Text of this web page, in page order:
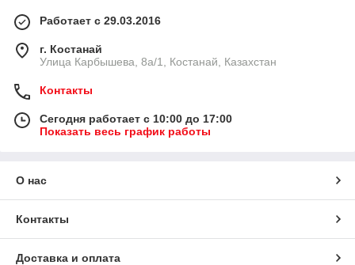
Работает с 29.03.2016
г. Костанай
Улица Карбышева, 8а/1, Костанай, Казахстан
Контакты
Сегодня работает с 10:00 до 17:00
Показать весь график работы
О нас
Контакты
Доставка и оплата